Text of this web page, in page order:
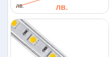
лв.
лв.